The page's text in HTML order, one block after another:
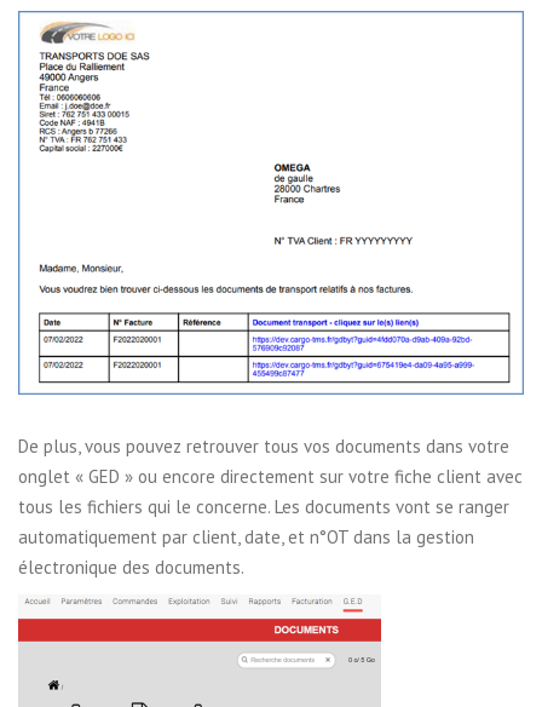
De plus, vous pouvez retrouver tous vos documents dans votre
onglet « GED » ou encore directement sur votre fiche client avec
tous les fichiers qui le concerne. Les documents vont se ranger
automatiquement par client, date, et n°OT dans la gestion
électronique des documents.